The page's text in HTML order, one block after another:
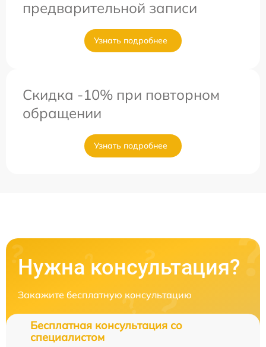
предварительной записи
Узнать подробнее
Скидка -10% при повторном
обращении
Узнать подробнее
Нужна консультация?
Закажите бесплатную консультацию
Бесплатная консультация со
специалистом